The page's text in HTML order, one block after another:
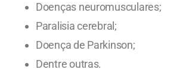
Doenças neuromusculares;
Paralisia cerebral;
Doença de Parkinson;
Dentre outras.